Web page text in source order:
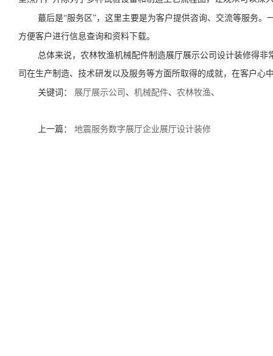
蕞后是“服务区”，这里主要是为客户提供咨询、交流等服务
方便客户进行信息查询和资料下载。
总体来说，农林牧渔机械配件制造展厅展示公司设计装修得
司在生产制造、技术研发以及服务等方面所取得的成就，在客户心
关键词： 展厅展示公司 、 机械配件、 农林牧渔、
上一篇： 地震服务数字展厅企业展厅设计装修